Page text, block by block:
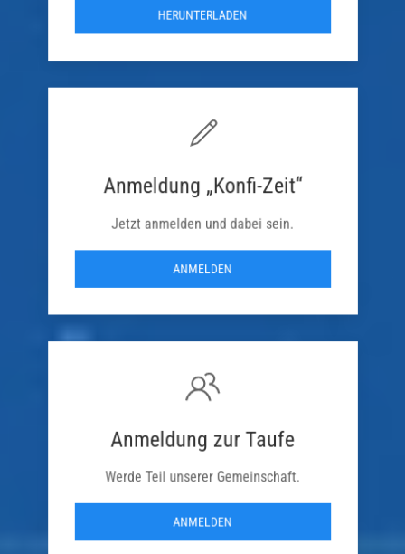
HERUNTERLADEN
Anmeldung „Konfi-Zeit“
Jetzt anmelden und dabei sein.
ANMELDEN
Anmeldung zur Taufe
Werde Teil unserer Gemeinschaft.
ANMELDEN